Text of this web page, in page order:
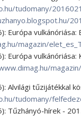
tudomany/
Európa
magazin/
Európa
Alvilági tűzijátékkal
tudomany/
Tűzhányó-hírek -